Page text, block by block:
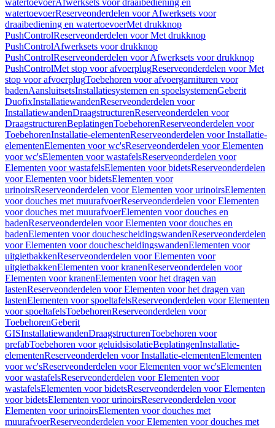
watertoevoerAfwerksets voor draaibediening en
watertoevoerReserveonderdelen voor Afwerksets voor
draaibediening en watertoevoerMet drukknop
PushControlReserveonderdelen voor Met drukknop
PushControlAfwerksets voor drukknop
PushControlReserveonderdelen voor Afwerksets voor drukknop
PushControlMet stop voor afvoerplugReserveonderdelen voor Met
stop voor afvoerplugToebehoren voor afvoergarnituren voor
badenAansluitsetsInstallatiesystemen en spoelsystemenGeberit
DuofixInstallatiewandenReserveonderdelen voor
InstallatiewandenDraagstructurenReserveonderdelen voor
DraagstructurenBeplatingenToebehorenReserveonderdelen voor
ToebehorenInstallatie-elementenReserveonderdelen voor Installatie-
elementenElementen voor wc'sReserveonderdelen voor Elementen
voor wc'sElementen voor wastafelsReserveonderdelen voor
Elementen voor wastafelsElementen voor bidetsReserveonderdelen
voor Elementen voor bidetsElementen voor
urinoirsReserveonderdelen voor Elementen voor urinoirsElementen
voor douches met muurafvoerReserveonderdelen voor Elementen
voor douches met muurafvoerElementen voor douches en
badenReserveonderdelen voor Elementen voor douches en
badenElementen voor douchescheidingswandenReserveonderdelen
voor Elementen voor douchescheidingswandenElementen voor
uitgietbakkenReserveonderdelen voor Elementen voor
uitgietbakkenElementen voor kranenReserveonderdelen voor
Elementen voor kranenElementen voor het dragen van
lastenReserveonderdelen voor Elementen voor het dragen van
lastenElementen voor spoeltafelsReserveonderdelen voor Elementen
voor spoeltafelsToebehorenReserveonderdelen voor
ToebehorenGeberit
GISInstallatiewandenDraagstructurenToebehoren voor
prefabToebehoren voor geluidsisolatieBeplatingenInstallatie-
elementenReserveonderdelen voor Installatie-elementenElementen
voor wc'sReserveonderdelen voor Elementen voor wc'sElementen
voor wastafelsReserveonderdelen voor Elementen voor
wastafelsElementen voor bidetsReserveonderdelen voor Elementen
voor bidetsElementen voor urinoirsReserveonderdelen voor
Elementen voor urinoirsElementen voor douches met
muurafvoerReserveonderdelen voor Elementen voor douches met